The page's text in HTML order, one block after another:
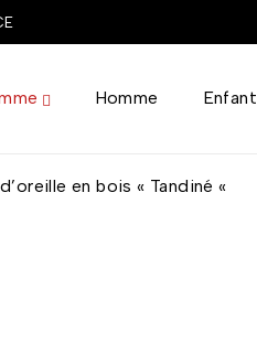
Homme Enfant
en bois « Tandiné «